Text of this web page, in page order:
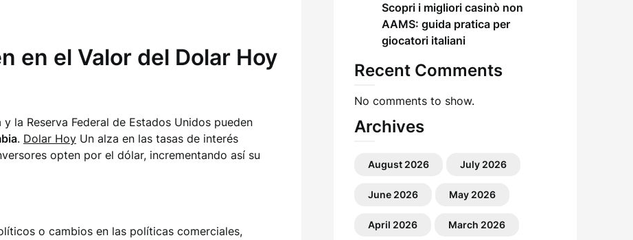
en el Valor del Dolar Hoy
la Reserva Federal de Estados Unidos pueden
. Dolar Hoy Un alza en las tasas de interés
opten por el dólar, incrementando así su
o cambios en las políticas comerciales,
Scopri i migliori casinò non
AAMS: guida pratica per
giocatori italiani
Recent Comments
No comments to show.
Archives
August 2026 July 2026
June 2026 May 2026
April 2026 March 2026